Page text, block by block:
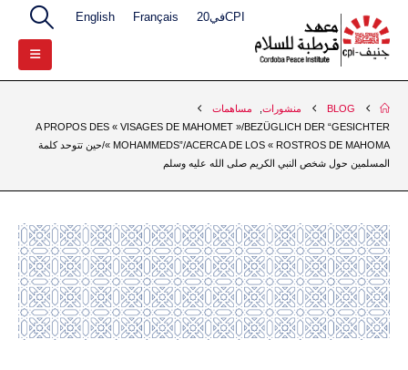
CPIفي20 Français
English
BLOG منشورات
مساهمات
A PROPOS DES « VISAGES DE MAHOMET »/BEZÜGLICH DER “GESICHTER
MOHAMMEDS”/ACERCA DE LOS « ROSTROS DE MAHOMA »/حين تتوحد كلمة
المسلمين حول شخص النبي الكريم صلى الله عليه وسلم